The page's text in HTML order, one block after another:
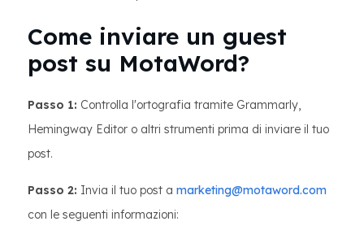
Come inviare un guest
post su MotaWord?
Passo 1: Controlla l'ortografia tramite Grammarly,
Hemingway Editor o altri strumenti prima di inviare il tuo
post.
Passo 2: Invia il tuo post a marketing@motaword.com
con le seguenti informazioni: